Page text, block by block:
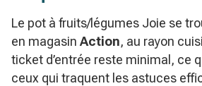
Le pot à fruits/légumes Joie se
en magasin Action, au rayon
ticket d’entrée reste minimal, ce
ceux qui traquent les astuces